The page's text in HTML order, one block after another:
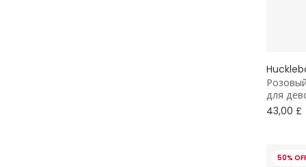
для
43,00 £
50%